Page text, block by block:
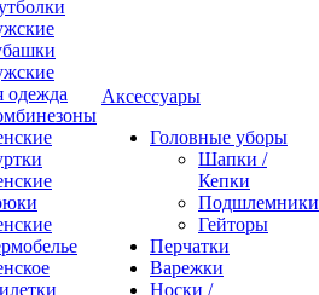
одежда
Аксессуары
Головные уборы
Шапки /
Кепки
Подшлемники
Гейторы
Перчатки
Варежки
Носки /